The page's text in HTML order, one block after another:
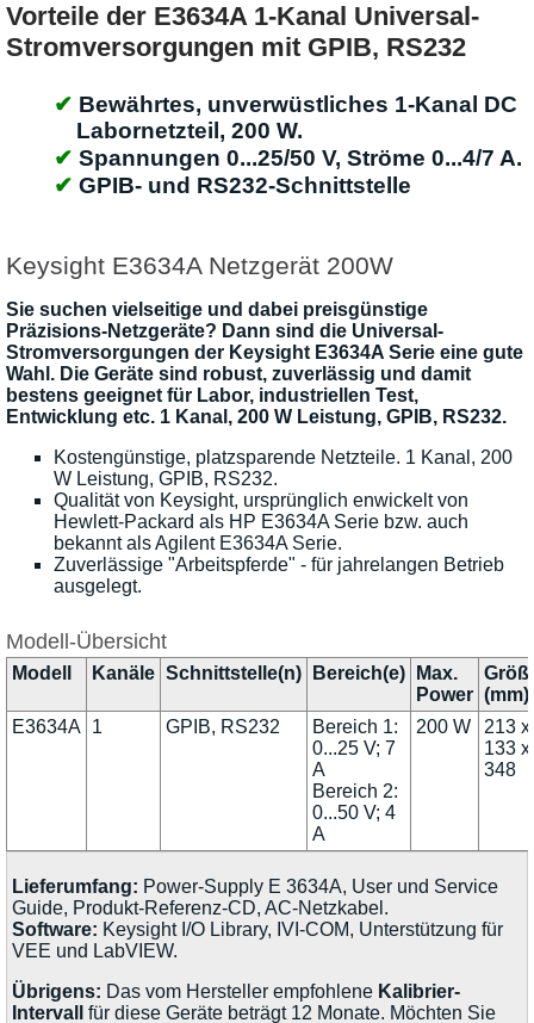
Vorteile der E3634A 1-Kanal Universal-
Stromversorgungen mit GPIB, RS232
Bewährtes, unverwüstliches 1-Kanal DC
Labornetzteil, 200 W.
Spannungen 0...25/50 V, Ströme 0...4/7 A.
GPIB- und RS232-Schnittstelle
Keysight E3634A Netzgerät 200W
Sie suchen vielseitige und dabei preisgünstige
Präzisions-Netzgeräte? Dann sind die Universal-
Stromversorgungen der Keysight E3634A Serie eine gute
Wahl. Die Geräte sind robust, zuverlässig und damit
bestens geeignet für Labor, industriellen Test,
Entwicklung etc. 1 Kanal, 200 W Leistung, GPIB, RS232.
Kostengünstige, platzsparende Netzteile. 1 Kanal, 200
W Leistung, GPIB, RS232.
Qualität von Keysight, ursprünglich enwickelt von
Hewlett-Packard als HP E3634A Serie bzw. auch
bekannt als Agilent E3634A Serie.
Zuverlässige "Arbeitspferde" - für jahrelangen Betrieb
ausgelegt.
Modell-Übersicht
Modell Kanäle Schnittstelle(n) Bereich(e)
Max.
Power (mm)
E3634A 1 GPIB, RS232
Bereich 1:
0...25 V; 7
A
Bereich 2:
0...50 V; 4
A
200 W
213 x
133 x
348
Lieferumfang: Power-Supply E 3634A, User und Service
Guide, Produkt-Referenz-CD, AC-Netzkabel.
Software: Keysight I/O Library, IVI-COM, Unterstützung für
VEE und LabVIEW.
Übrigens: Das vom Hersteller empfohlene Kalibrier-
Intervall
für diese Geräte beträgt 12 Monate. Möchten Sie